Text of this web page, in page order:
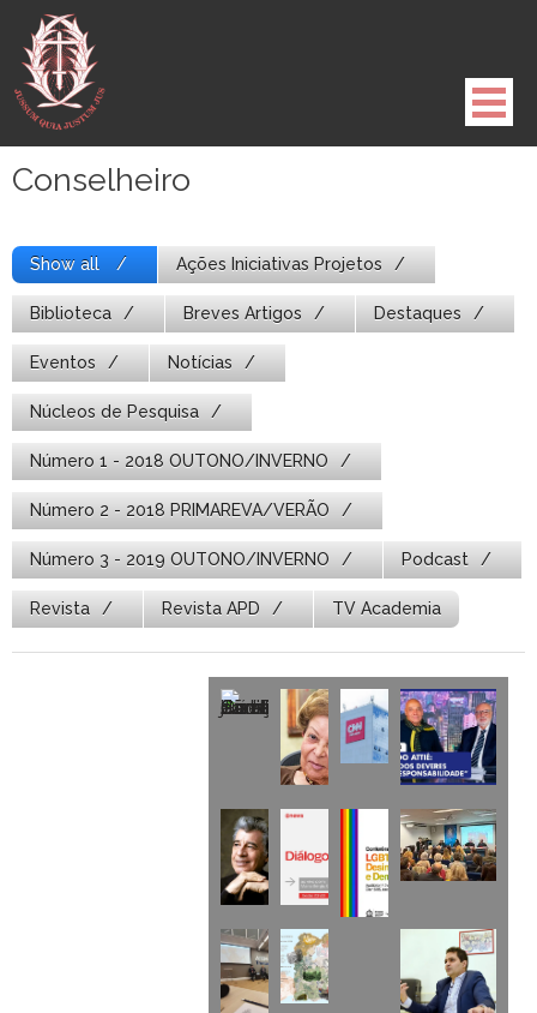
para
conteúdo
Conselheiro
Show all Ações Iniciativas Projetos
Biblioteca Breves Artigos Destaques
Eventos Notícias
Núcleos de Pesquisa
Número 1 - 2018 OUTONO/INVERNO
Número 2 - 2018 PRIMAREVA/VERÃO
Número 3 - 2019 OUTONO/INVERNO Podcast
Revista Revista APD TV Academia